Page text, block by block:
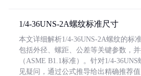
1/4-36UNS-2A螺纹标准尺寸
本文详细解析1/4-36UNS-2A螺纹的标
包括外径、螺距、公差等关键参数，
（ASME B1.1标准）。针对1/4-
见疑问，通过公式推导给出精确推荐